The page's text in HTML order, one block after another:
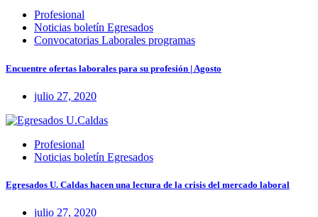
Profesional
Noticias boletín Egresados
Convocatorias Laborales programas
Encuentre ofertas laborales para su profesión | Agosto
julio 27, 2020
Profesional
Noticias boletín Egresados
Egresados U. Caldas hacen una lectura de la crisis del mercado laboral
julio 27, 2020